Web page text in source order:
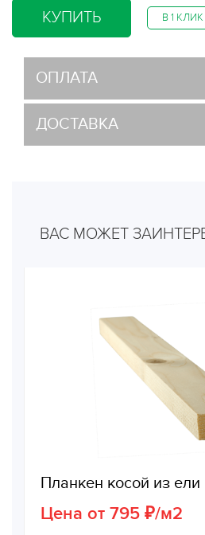
КУПИТЬ В 1 КЛИК
ОПЛАТА
ДОСТАВКА
ВАС МОЖЕТ
Планкен косой из ели
Цена от 795 ₽/м2